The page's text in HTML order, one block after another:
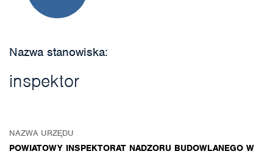
Nazwa stanowiska:
inspektor
NAZWA URZĘDU
POWIATOWY INSPEKTORAT NADZORU BUDOWLANEGO W